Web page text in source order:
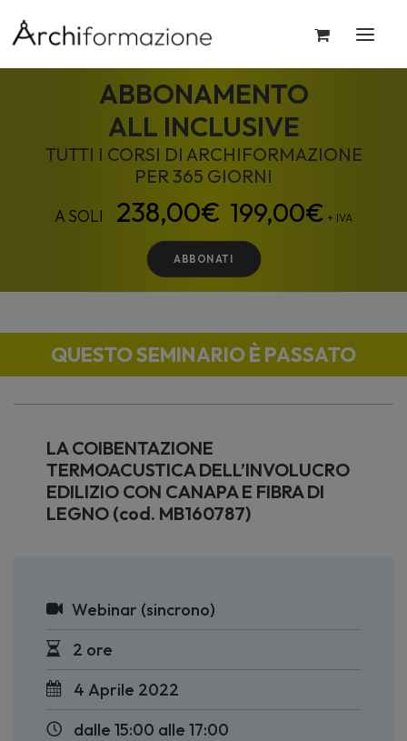
ABBONAMENTO
ALL INCLUSIVE
TUTTI I CORSI DI ARCHIFORMAZIONE
PER 365 GIORNI
199,00€ + IVA
ABBONATI
QUESTO SEMINARIO È PASSATO
LA COIBENTAZIONE
TERMOACUSTICA DELL’INVOLUCRO
EDILIZIO CON CANAPA E FIBRA DI
LEGNO (cod. MB160787)
Webinar (sincrono)
2 ore
4 Aprile 2022
dalle 15:00 alle 17:00